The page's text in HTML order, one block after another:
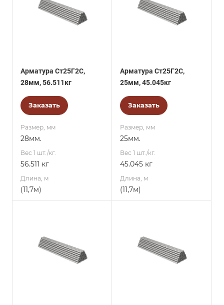
Арматура Ст25Г2С,
28мм, 56.511кг
Заказать
Размер, мм
28мм.
Вес 1 шт./кг.
56.511 кг
Длина, м
(11,7м)
Арматура Ст25Г2С,
25мм, 45.045кг
Заказать
Размер, мм
25мм.
Вес 1 шт./кг.
45.045 кг
Длина, м
(11,7м)